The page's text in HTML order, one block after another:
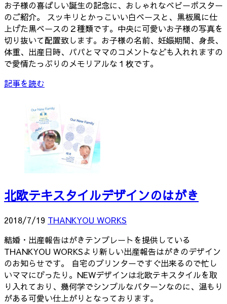
お子様の喜ばしい誕生の記念に、おしゃれなベビーポスター
のご紹介。 スッキリとかっこいい白ベースと、黒板風に仕
上げた黒ベースの２種類です。中央に可愛いお子様の写真を
切り抜いて配置致します。お子様の名前、妊娠期間、身長、
体重、出産日時、パパとママのコメントなども入れれますの
で愛情たっぷりのメモリアルな１枚です。
記事を読む
北欧テキスタイルデザインのはがき
2018/7/19 THANKYOU WORKS
結婚・出産報告はがきテンプレートを提供している
THANKYOU WORKSより新しい出産報告はがきのデザイン
のお知らせです。 自宅のプリンターですぐ出来るので忙し
いママにぴったり。NEWデザインは北欧テキスタイルを取
り入れており、幾何学でシンプルなパターンなのに、温もり
がある可愛い仕上がりとなっております。